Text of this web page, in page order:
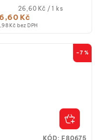
Kč bez DPH
Kč
Měrná
cena:
26,60 Kč / 1 ks
–7 %
KÓD: F80675